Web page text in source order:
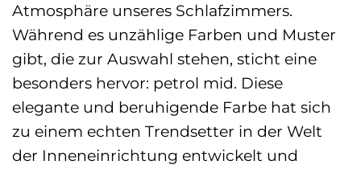
Atmosphäre unseres Schlafzimmers.
Während es unzählige Farben und Muster
gibt, die zur Auswahl stehen, sticht eine
besonders hervor: petrol mid. Diese
elegante und beruhigende Farbe hat sich
zu einem echten Trendsetter in der Welt
der Inneneinrichtung entwickelt und